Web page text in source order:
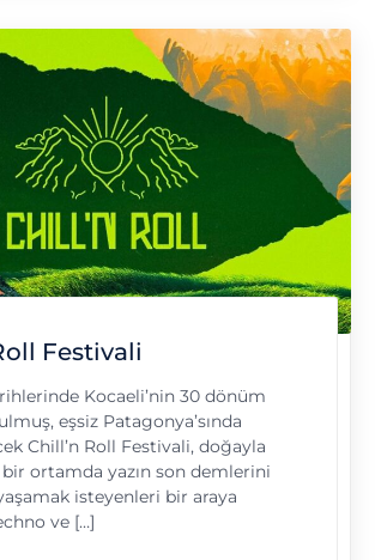
Festivali
Kocaeli’nin 30 dönüm
eşsiz Patagonya’sında
Chill’n Roll Festivali, doğayla
ortamda yazın son demlerini
isteyenleri bir araya
ve […]